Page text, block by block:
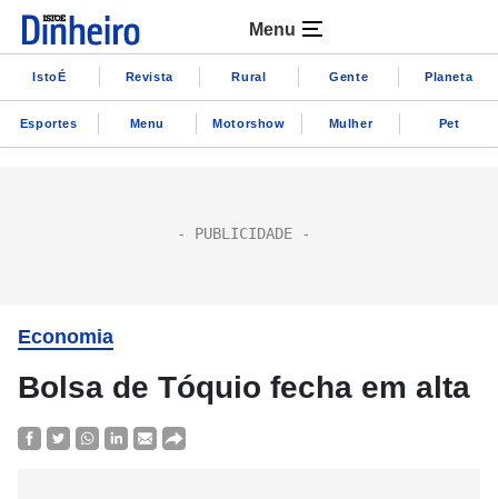
Menu
IstoÉ Revista Rural Gente Planeta
Esportes Menu Motorshow Mulher Pet
Economia
Bolsa de Tóquio fecha em alta